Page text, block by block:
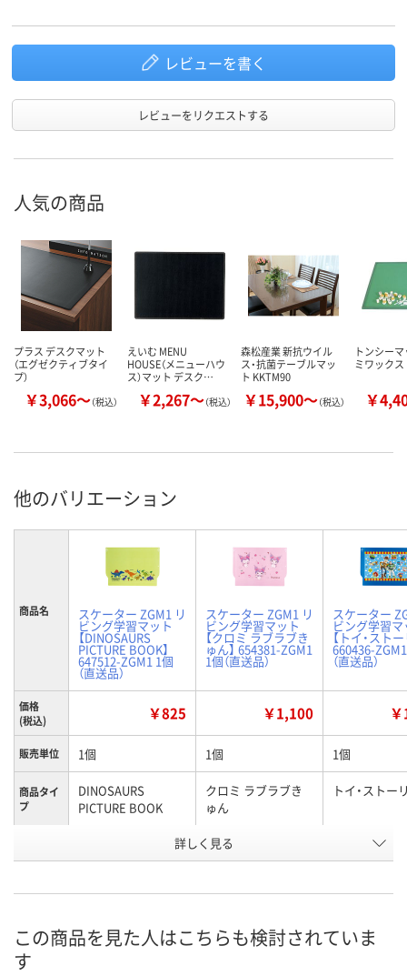
レビューを書く
レビューをリクエストする
人気の商品
プラス デスクマット
（エグゼクティブタイ
プ）
￥3,066～（税込）
えいむ MENU
HOUSE（メニューハウ
ス）マット デスク…
￥2,267～（税込）
森松産業 新抗ウイル
ス・抗菌テーブルマッ
ト KKTM90
￥15,900～（税込）
トンシー
ミワックス
￥
他のバリエーション
商品名 スケーター ZGM1 リ
ビング学習マット
【DINOSAURS
PICTURE BOOK】
647512-ZGM1 1個
（直送品）
スケーター ZGM1 リ
ビング学習マット
【クロミ ラブラブき
ゅん】 654381-ZGM1
1個（直送品）
スケーター
ビング学習マ
【トイ・スト
660436-
（直送品）
価格
(税込)
￥825 ￥1,100
販売単位 1個 1個 1個
商品タイ
プ
DINOSAURS
PICTURE BOOK
クロミ ラブラブき
ゅん
トイ・ストー
XP99369 XP99443
8月24日（月）まで
詳しく見る
この商品を見た人はこちらも検討されていま
す